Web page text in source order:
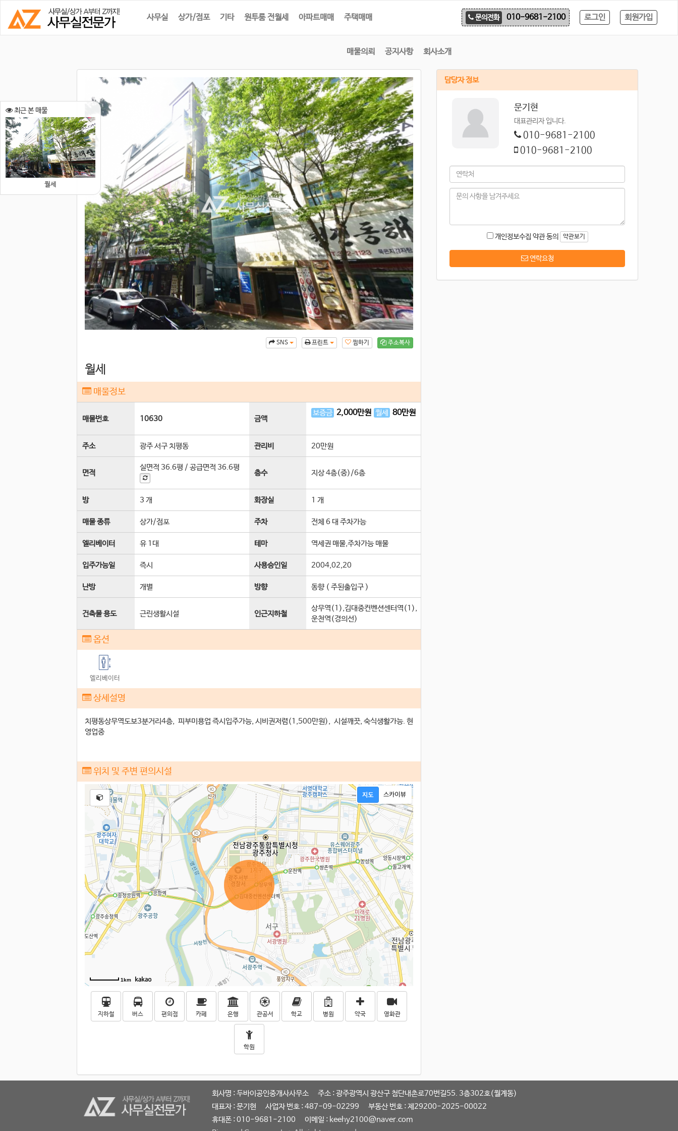
사무실 상가/점포 기타 원투룸 전월세 아파트매매 주택매매 로그인 회원가입
문의전화 010-9681-2100
매물의뢰 공지사항 회사소개
주소복사
찜하기
프린트
SNS
월세
매물정보
매물번호 10630 금액
보증금 2,000만원 월세 80만원
주소 광주 서구 치평동 관리비 20만원
면적
실면적 36.6평 / 공급면적 36.6평
층수 지상 4층(중)/6층
방 3 개 화장실 1 개
매물 종류 상가/점포 주차 전체 6 대 주차가능
엘리베이터 유 1 대 테마 역세권 매물,주차가능 매물
입주가능일 즉시 사용승인일 2004,02,20
난방 개별 방향 동향 ( 주된출입구 )
건축물 용도 근린생활시설 인근지하철
상무역(1),김대중컨벤션센터역(1),
운천역(경의선)
옵션
엘리베이터
상세설명
치평동상무역도보3분거리4층, 피부미용업 즉시입주가능, 시비권저렴(1,500만원), 시설깨끗, 숙식생활가능. 현
영업중
위치 및 주변 편의시설
1km
지하철 버스 편의점 카페 은행 관공서 학교 병원 약국 영화관
학원
담당자 정보
문기현
대표관리자 입니다.
010-9681-2100
010-9681-2100
개인정보수집 약관 동의 약관보기
연락요청
회사명 : 두바이공인중개사사무소
주소 : 광주광역시 광산구 첨단내촌로70번길55. 3층302호(월계동)
대표자 : 문기현
사업자 번호 : 487-09-02299
부동산 번호 : 제29200-2025-00022
휴대폰 : 010-9681-2100
이메일 : keehy2100@naver.com
최근 본 매물
월세